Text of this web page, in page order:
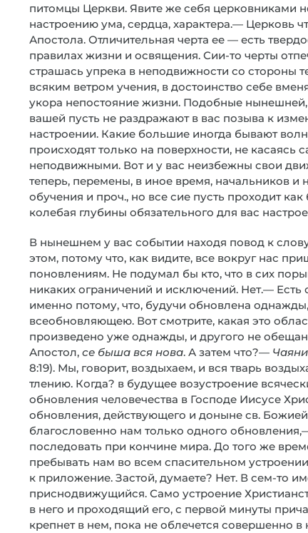
питомцы Церкви. Явите же себя церковниками
настроению ума, сердца, характера.— Церковь
Апостола. Отличительная черта ее — есть
правилах жизни и освящения. Сии-то черты
страшась упрека в неподвижности со стороны
всяким ветром учения, в достоинство себе
укора непостояние жизни. Подобные
вашей пусть не раздражают в вас позыва к
настроении. Какие большие иногда бывают
происходят только на поверхности, не касаясь
неподвижными. Вот и у вас неизбежны свои
теперь, перемены, в иное время, начальников
обучения и проч., но все сие пусть проходит
колебая глубины обязательного для вас
В нынешнем у вас событии находя повод к
этом, потому что, как видите, все вокруг нас
поновлениям. Не подумал бы кто, что в сих
никаких ограничений и исключений. Нет.—
именно потому, что, будучи обновлена
всеобновляющею. Вот смотрите, какая это
произведено уже однажды, и другого не
Апостол, се быша вся нова. А затем что?—
8:19). Мы, говорит, воздыхаем, и вся тварь
тлению. Когда? в будущее возустроение
обновления человечества в Господе Иисусе
обновления, действующего и доныне св.
благословенно нам только одного
последовать при кончине мира. До того же
пребывать нам во всем спасительном
к приложение. Застой, думаете? Нет. В сем-то
приснодвижущийся. Само устроение
в него и проходящий его, с первой минуты
крепнет в нем, пока не облечется совершенно